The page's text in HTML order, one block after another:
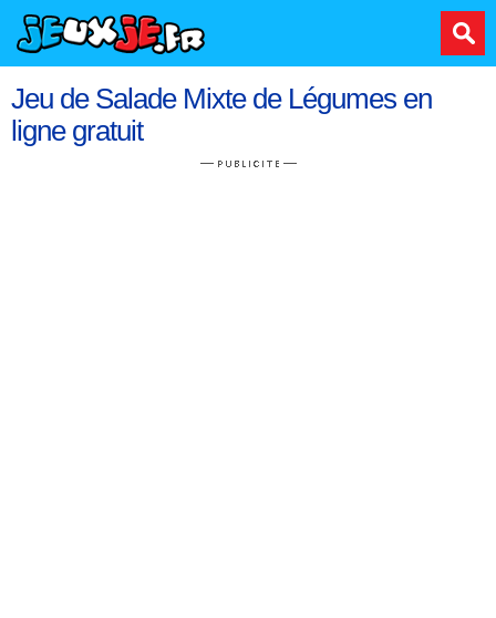
Jeu de Salade Mixte de Légumes en
ligne gratuit